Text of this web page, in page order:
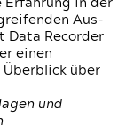
Erfahrung in der
Aus-
Data Recorder
einen
Überblick über
und